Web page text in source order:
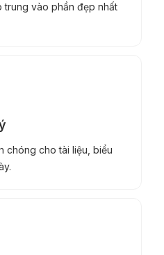
trung vào phần đẹp nhất
chóng cho tài liệu, biểu